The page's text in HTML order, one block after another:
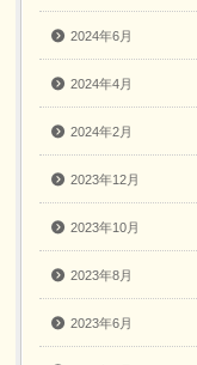
2024年6月
2024年4月
2024年2月
2023年12月
2023年10月
2023年8月
2023年6月